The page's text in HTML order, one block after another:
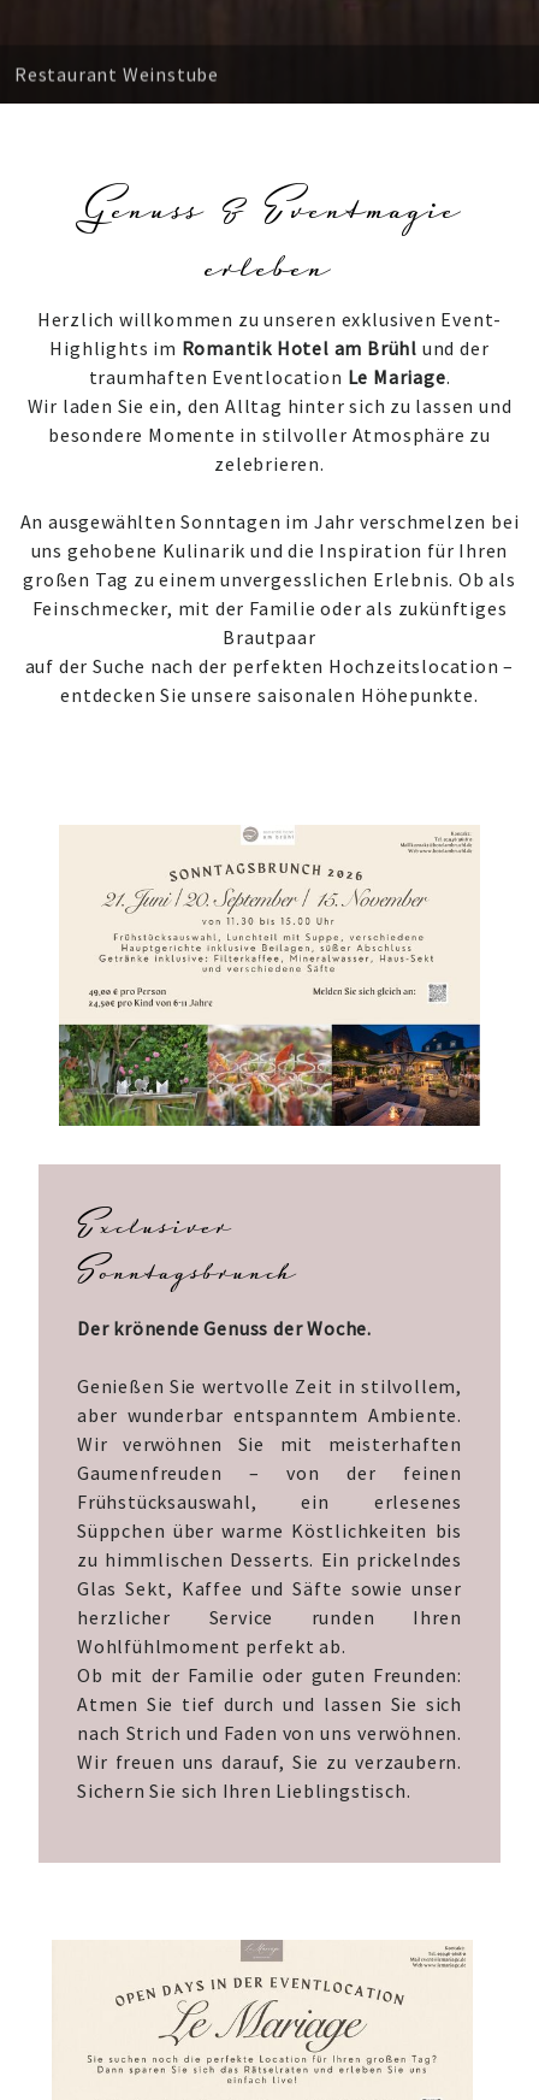
Restaurant Weinstube
Genuss & Eventmagie
erleben
Herzlich willkommen zu unseren exklusiven Event-
Highlights im Romantik Hotel am Brühl und der
traumhaften Eventlocation Le Mariage.
Wir laden Sie ein, den Alltag hinter sich zu lassen und
besondere Momente in stilvoller Atmosphäre zu
zelebrieren.
An ausgewählten Sonntagen im Jahr verschmelzen bei
uns gehobene Kulinarik und die Inspiration für Ihren
großen Tag zu einem unvergesslichen Erlebnis. Ob als
Feinschmecker, mit der Familie oder als zukünftiges
Brautpaar
auf der Suche nach der perfekten Hochzeitslocation –
entdecken Sie unsere saisonalen Höhepunkte.
Exclusiver
Sonntagsbrunch
Der krönende Genuss der Woche.
Genießen Sie wertvolle Zeit in stilvollem,
aber wunderbar entspanntem Ambiente.
Wir verwöhnen Sie mit meisterhaften
Gaumenfreuden – von der feinen
Frühstücksauswahl, ein erlesenes
Süppchen über warme Köstlichkeiten bis
zu himmlischen Desserts. Ein prickelndes
Glas Sekt, Kaffee und Säfte sowie unser
herzlicher Service runden Ihren
Wohlfühlmoment perfekt ab.
Ob mit der Familie oder guten Freunden:
Atmen Sie tief durch und lassen Sie sich
nach Strich und Faden von uns verwöhnen.
Wir freuen uns darauf, Sie zu verzaubern.
Sichern Sie sich Ihren Lieblingstisch.